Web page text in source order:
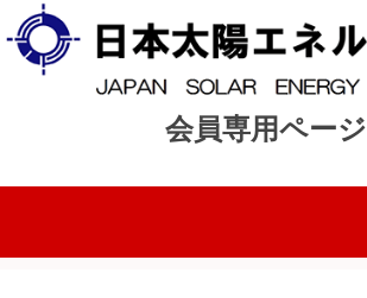
会員専用ページ
コンテンツへスキップ